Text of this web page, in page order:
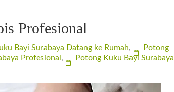
Profesional
Bayi Surabaya Datang ke Rumah,
Potong
Profesional ,
Potong Kuku Bayi Surabaya